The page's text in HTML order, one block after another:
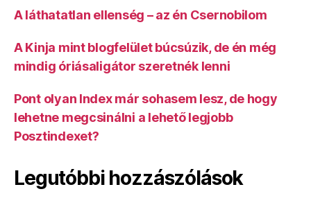
A láthatatlan ellenség – az én Csernobilom
A Kinja mint blogfelület búcsúzik, de én még
mindig óriásaligátor szeretnék lenni
Pont olyan Index már sohasem lesz, de hogy
lehetne megcsinálni a lehető legjobb
Posztindexet?
Legutóbbi hozzászólások